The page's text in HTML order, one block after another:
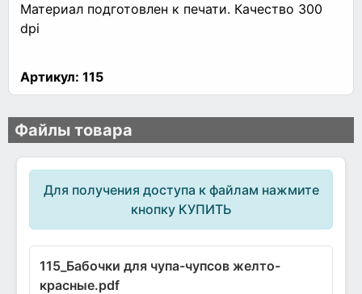
Материал подготовлен к печати. Качество 300
dpi
Артикул: 115
Файлы товара
Для получения доступа к файлам нажмите
кнопку КУПИТЬ
115_Бабочки для чупа-чупсов желто-
красные.pdf